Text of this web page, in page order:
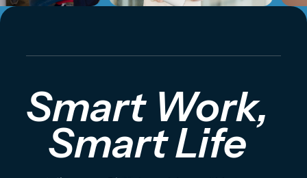
Smart Work,
Smart Life